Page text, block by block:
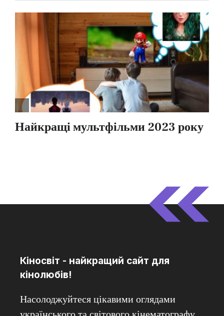
Кіносвіт - найкращий сайт для
кінолюбів!
Насолоджуйтеся цікавими оглядами